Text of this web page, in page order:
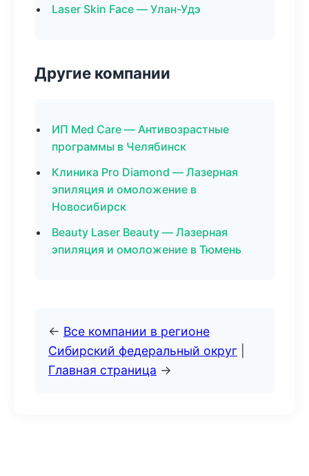
Laser Skin Face — Улан-Удэ
Другие компании
ИП Med Care — Антивозрастные
программы в Челябинск
Клиника Pro Diamond — Лазерная
эпиляция и омоложение в
Новосибирск
Beauty Laser Beauty — Лазерная
эпиляция и омоложение в Тюмень
← Все компании в регионе
Сибирский федеральный округ
Главная страница →